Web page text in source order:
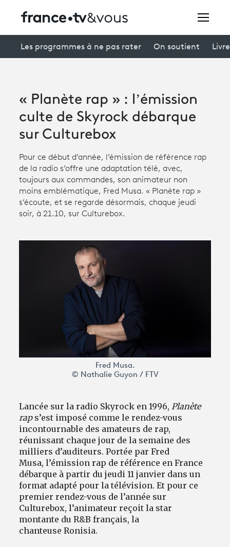
Avantages fidélité
Creators
À la une
Participer et assister à une émission
À votre écoute
Productions et innovation
Programme tv
Les programmes à ne pas rater On soutient
« Planète rap » : l’émission
culte de Skyrock débarque
sur Culturebox
Pour ce début d’année, l’émission de référence rap
de la radio s’offre une adaptation télé, avec,
toujours aux commandes, son animateur non
moins emblématique, Fred Musa. « Planète rap »
s’écoute, et se regarde désormais, chaque jeudi
soir, à 21.10, sur Culturebox.
Fred Musa.
© Nathalie Guyon / FTV
Lancée sur la radio Skyrock en 1996, Planète
rap s’est imposé comme le rendez-vous
incontournable des amateurs de rap,
réunissant chaque jour de la semaine des
milliers d’auditeurs. Portée par Fred
Musa, l’émission rap de référence en France
débarque à partir du jeudi 11 janvier dans un
format adapté pour la télévision. Et pour ce
premier rendez-vous de l’année sur
Culturebox, l’animateur reçoit la star
montante du R&B français, la
chanteuse Ronisia.